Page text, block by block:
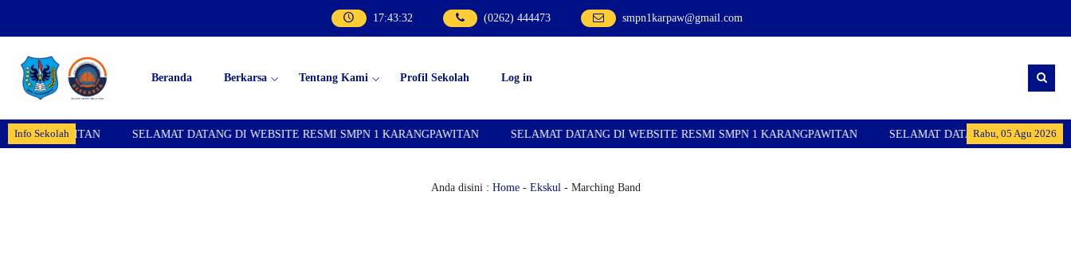
17:43:33 (0262) 444473 smpn1karpaw@gmail.com
Beranda Berkarsa Tentang Kami Profil Sekolah Log in
Info Sekolah Rabu, 05 Agu 2026
SELAMAT DATANG DI WEBSITE RESMI SMPN 1 KARANGPAWITAN SELAMAT DATANG DI WEBSITE RESMI SMPN 1 KARANGPAWITAN SELAMAT DATANG DI WEBSITE RESMI
Anda disini : Home- Ekskul- Marching Band